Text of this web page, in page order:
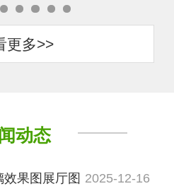
更多>>
动态
果图展厅图 2025-12-16